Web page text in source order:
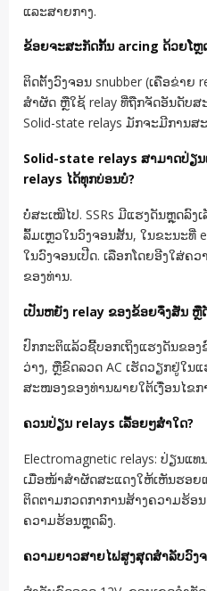
ແລະສາຍກາງ.
ຂ້ອຍຈະສະກັດກັ້ນ arcing ດ້ວຍໂຫຼ
ຕິດຕັ້ງວົງຈອນ snubber (ເຄືອຂ່າຍ
ສຳຜັດ ຫຼືໃຊ້ relay ທີ່ຖືກຈັດອັນດັບສ
Solid-state relays ມັກຈະມີການສ
Solid-state relays ສາມາດປ່ຽ
relays ໄດ້ທຸກບ່ອນບໍ?
ບໍ່ສະເໝີໄປ. SSRs ມີແຮງດັນຫຼຸດລົງ
ລົ້ມເຫຼວໃນວົງຈອນສັ້ນ, ໃນຂະນະທີ່
ໃນວົງຈອນເປີດ. ເລືອກໂດຍອີງໃສ່ຄ
ຂອງທ່ານ.
ເປັນຫຍັງ relay ຂອງຂ້ອຍຈຶ່ງສັ່ນ ຫຼື
ປົກກະຕິແລ້ວຊີ້ບອກເຖິງແຮງດັນຂອ
ວ່າງ, ຫຼືຂົດລວດ AC ເຮັດວຽກຢູ່ໃນ
ສະໜອງຂອງທ່ານພາຍໃຕ້ເງື່ອນໄຂກ
ຄວນປ່ຽນ relays ເລື້ອຍໆສໍ່າໃດ?
Electromagnetic relays: ປ່ຽນແ
ເມື່ອໜ້າສຳຜັດສະແດງໃຫ້ເຫັນຮອຍ
ຕິດຕາມກວດກາການສ້າງຄວາມຮ້ອ
ຄວາມຮ້ອນຫຼຸດລົງ.
ຄວາມຍາວສາຍໄຟສູງສຸດສໍາລັບວົງ